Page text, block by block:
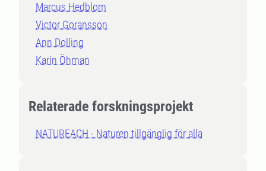
Marcus Hedblom
Victor Goransson
Ann Dolling
Karin Öhman
Relaterade forskningsprojekt
NATUREACH - Naturen tillgänglig för alla